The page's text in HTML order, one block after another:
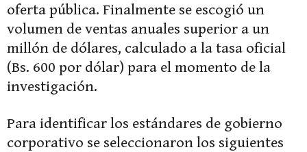
oferta pública. Finalmente se escogió un
volumen de ventas anuales superior a un
millón de dólares, calculado a la tasa oficial
(Bs. 600 por dólar) para el momento de la
investigación.
Para identificar los estándares de gobierno
corporativo se seleccionaron los siguientes